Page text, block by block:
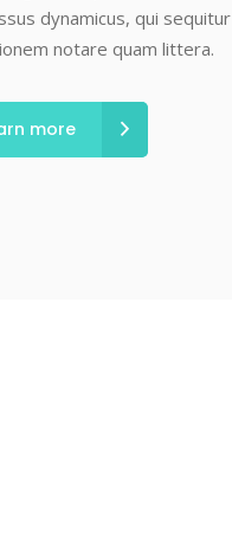
dynamicus, qui sequitur
notare quam littera.
more